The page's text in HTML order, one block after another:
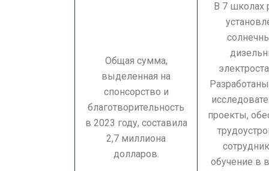
Общая сумма,
выделенная на
спонсорство и
благотворительность
в 2023 году, составила
2,7 миллиона
долларов.
В 7 школах
проекты,
обучение в